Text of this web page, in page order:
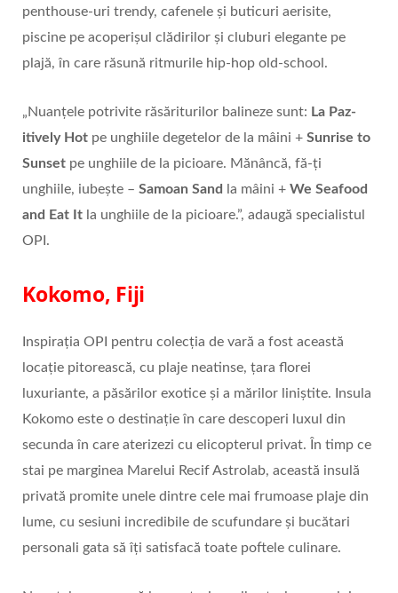
penthouse-uri trendy, cafenele și buticuri aerisite,
piscine pe acoperișul clădirilor și cluburi elegante pe
plajă, în care răsună ritmurile hip-hop old-school.
„Nuanțele potrivite răsăriturilor balineze sunt: La Paz-
itively Hot pe unghiile degetelor de la mâini + Sunrise to
Sunset pe unghiile de la picioare. Mănâncă, fă-ți
unghiile, iubește – Samoan Sand la mâini + We Seafood
and Eat It la unghiile de la picioare.”, adaugă specialistul
OPI.
Kokomo, Fiji
Inspirația OPI pentru colecția de vară a fost această
locație pitorească, cu plaje neatinse, țara florei
luxuriante, a păsărilor exotice și a mărilor liniștite. Insula
Kokomo este o destinație în care descoperi luxul din
secunda în care aterizezi cu elicopterul privat. În timp ce
stai pe marginea Marelui Recif Astrolab, această insulă
privată promite unele dintre cele mai frumoase plaje din
lume, cu sesiuni incredibile de scufundare și bucătari
personali gata să îți satisfacă toate poftele culinare.